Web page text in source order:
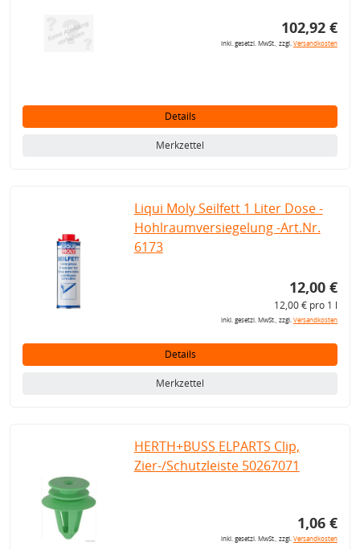
102,92 €
inkl. gesetzl. MwSt., zzgl.Versandkosten
Details
Merkzettel
Liqui Moly Seilfett 1 Liter Dose -
Hohlraumversiegelung -Art.Nr.
6173
12,00 €
12,00 € pro 1 l
inkl. gesetzl. MwSt., zzgl.Versandkosten
Details
Merkzettel
HERTH+BUSS ELPARTS Clip,
Zier-/Schutzleiste 50267071
1,06 €
inkl. gesetzl. MwSt., zzgl.Versandkosten